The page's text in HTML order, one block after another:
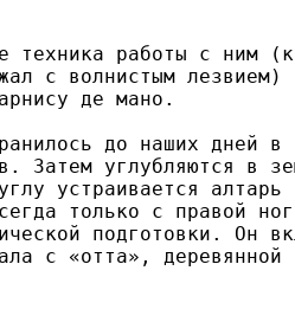
техника работы с
с волнистым
де мано.
до наших дней
Затем углубляются
устраивается
только с правой
подготовки.
с «отта»,